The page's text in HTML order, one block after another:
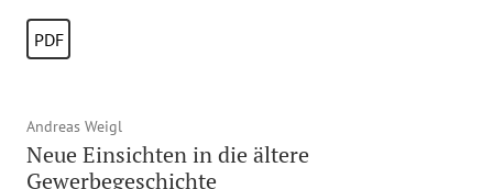
PDF
Andreas Weigl
Neue Einsichten in die ältere
Gewerbegeschichte